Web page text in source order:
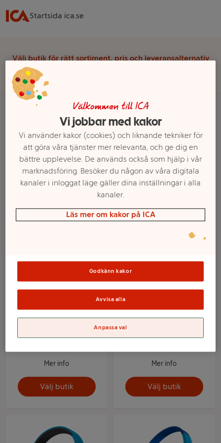
Startsida ica.se
Välj butik för rätt sortiment, pris och leveransalternativ
Hemelektronik & Batterier
Ett exempel på onlinesortiment visas.
Hörlurar barn
Filter
Mer info
Välj butik
Mer info
Välj butik
Välkommen till ICA
Vi jobbar med kakor
Vi använder kakor (cookies) och liknande tekniker för
att göra våra tjänster mer relevanta, och ge dig en
bättre upplevelse. De används också som hjälp i vår
marknadsföring. Besöker du någon av våra digitala
kanaler i inloggat läge gäller dina inställningar i alla
kanaler.
Läs mer om kakor på ICA
Godkänn kakor
Avvisa alla
Anpassa val